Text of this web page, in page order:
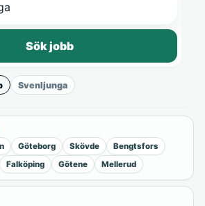
Sök jobb
Svenljunga
Göteborg Skövde
Bengtsfors
Falköping Götene Mellerud